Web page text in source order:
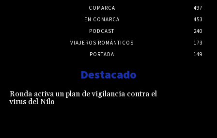
COMARCA
497
EN COMARCA
453
PODCAST
240
VIAJEROS ROMÁNTICOS
173
PORTADA
149
Destacado
Ronda activa un plan de vigilancia contra el
virus del Nilo